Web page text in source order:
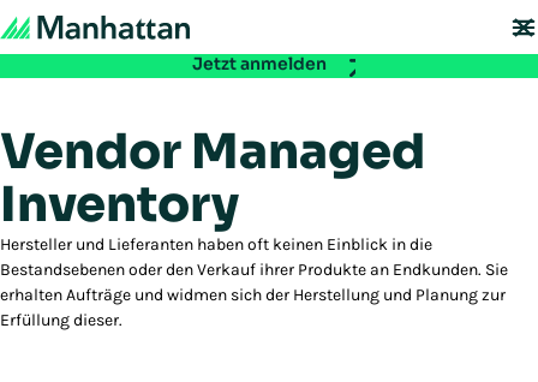
Jetzt anmelden
Vendor Managed
Inventory
Hersteller und Lieferanten haben oft keinen Einblick in die
Bestandsebenen oder den Verkauf ihrer Produkte an Endkunden. Sie
erhalten Aufträge und widmen sich der Herstellung und Planung zur
Erfüllung dieser.